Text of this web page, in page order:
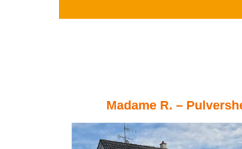
Madame R. –